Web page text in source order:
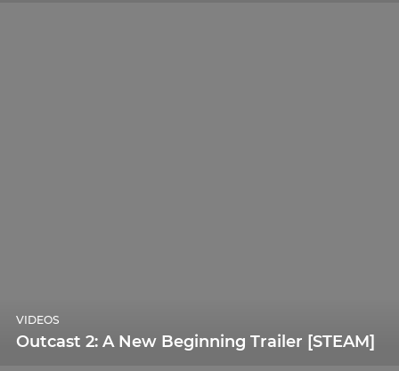
Outcast 2: A New Beginning Trailer [STEAM]
VIDEOS